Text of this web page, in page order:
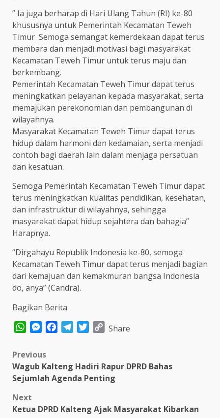
” Ia juga berharap di Hari Ulang Tahun (RI) ke-80
khususnya untuk Pemerintah Kecamatan Teweh
Timur Semoga semangat kemerdekaan dapat terus
membara dan menjadi motivasi bagi masyarakat
Kecamatan Teweh Timur untuk terus maju dan
berkembang.
Pemerintah Kecamatan Teweh Timur dapat terus
meningkatkan pelayanan kepada masyarakat, serta
memajukan perekonomian dan pembangunan di
wilayahnya.
Masyarakat Kecamatan Teweh Timur dapat terus
hidup dalam harmoni dan kedamaian, serta menjadi
contoh bagi daerah lain dalam menjaga persatuan
dan kesatuan.
Semoga Pemerintah Kecamatan Teweh Timur dapat
terus meningkatkan kualitas pendidikan, kesehatan,
dan infrastruktur di wilayahnya, sehingga
masyarakat dapat hidup sejahtera dan bahagia”
Harapnya.
“Dirgahayu Republik Indonesia ke-80, semoga
Kecamatan Teweh Timur dapat terus menjadi bagian
dari kemajuan dan kemakmuran bangsa Indonesia
do, anya” (Candra).
Bagikan Berita
WhatsAppMessenger
FacebookTelegram
TwitterCopy
Share
Post
navigation
Previous
Wagub Kalteng Hadiri Rapur DPRD Bahas
Sejumlah Agenda Penting
Next
Ketua DPRD Kalteng Ajak Masyarakat Kibarkan